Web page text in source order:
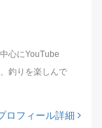
心にYouTube
釣りを楽しんで
ロフィール詳細